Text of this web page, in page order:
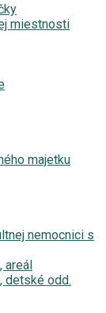
miestnosti
majetku
nemocnici s
areál
detské odd.